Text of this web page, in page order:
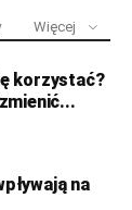
Więcej
korzystać?
na